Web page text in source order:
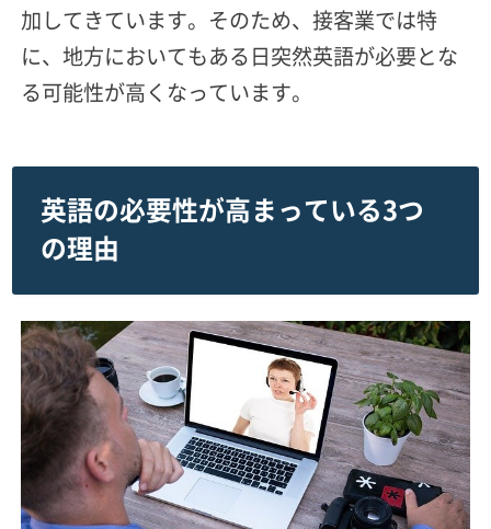
加してきています。そのため、接客業では特
に、地方においてもある日突然英語が必要とな
る可能性が高くなっています。
英語の必要性が高まっている3つ
の理由